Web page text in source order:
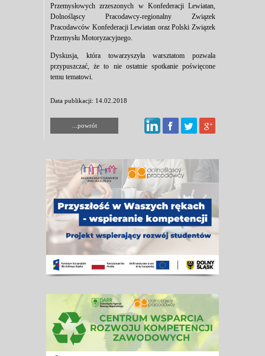
Przemysłowych zrzeszonych w Konfederacji Lewiatan,
Dolnośląscy Pracodawcy-regionalny Związek
Pracodawców Konfederacji Lewiatan oraz Polski Związek
Przemysłu Motoryzacyjnego.
Dyskusja, która towarzyszyła warsztatom pozwala
przypuszczać, że to nie ostatnie spotkanie poświęcone
temu tematowi.
Data publikacji: 14.02.2018
...powrót